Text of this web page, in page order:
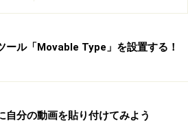
ファイルをZIP形式で圧縮すれ
ファイルは1つだけで済みます。
め全体の容量も小さくなり、フ
る時間も短くなります。 このフ
ドするだけなら、数千個のファ
ドするよりも時間はかかりませ
ール「Movable Type」を設置する！
自分の動画を貼り付けてみよう